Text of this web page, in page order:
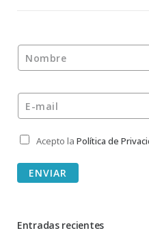
Nombre
E-mail *
Privacidad*
Acepto la Política de
ENVIAR
Entradas recientes